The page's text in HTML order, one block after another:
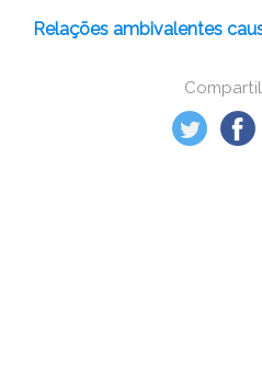
Relações ambivalentes